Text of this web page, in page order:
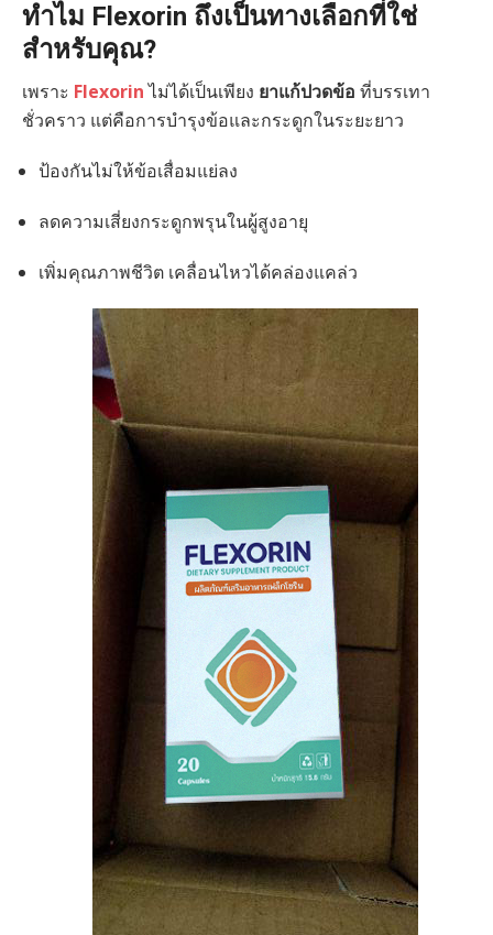
ทำไม Flexorin ถึงเป็นทางเลือกที่ใช่
สำหรับคุณ?
เพราะ Flexorinไม่ได้เป็นเพียง ยาแก้ปวดข้อ ที่บรรเทา
ชั่วคราว แต่คือการบำรุงข้อและกระดูกในระยะยาว
ป้องกันไม่ให้ข้อเสื่อมแย่ลง
ลดความเสี่ยงกระดูกพรุนในผู้สูงอายุ
เพิ่มคุณภาพชีวิต เคลื่อนไหวได้คล่องแคล่ว